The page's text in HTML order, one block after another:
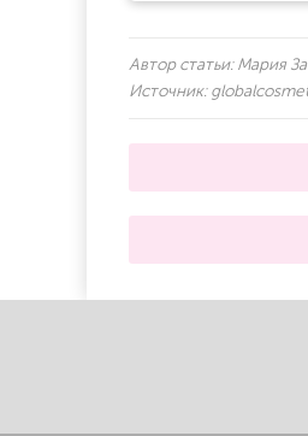
Автор статьи: Мария
Источник: